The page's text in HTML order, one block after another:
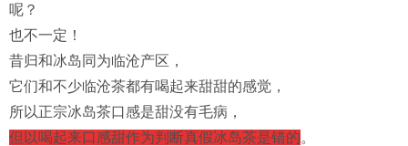
呢？
也不一定！
昔归和冰岛同为临沧产区，
它们和不少临沧茶都有喝起来甜甜的感觉，
所以正宗冰岛茶口感是甜没有毛病，
但以喝起来口感甜作为判断真假冰岛茶是错的。